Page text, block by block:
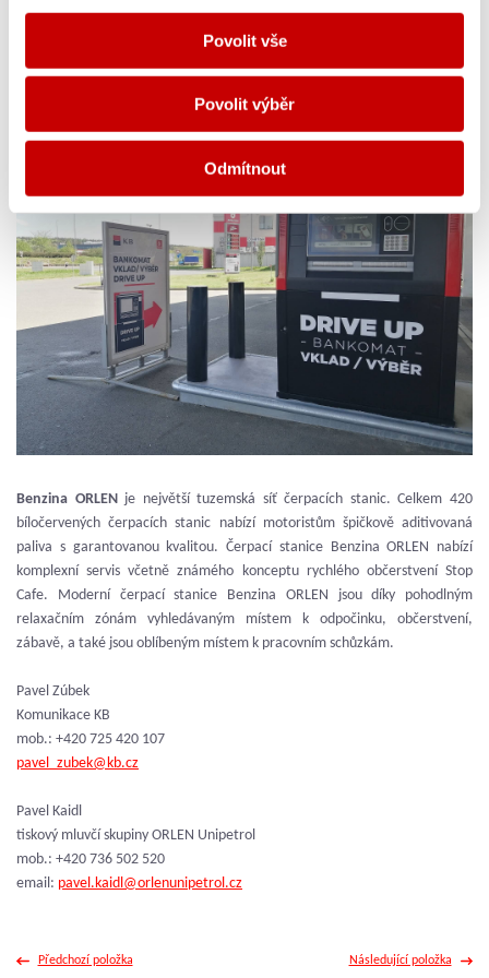
Povolit vše
Povolit výběr
Odmítnout
Benzina ORLENje největší tuzemská síť čerpacích stanic. Celkem 420
bíločervených čerpacích stanic nabízí motoristům špičkově aditivovaná
paliva s garantovanou kvalitou. Čerpací stanice Benzina ORLEN nabízí
komplexní servis včetně známého konceptu rychlého občerstvení Stop
Cafe. Moderní čerpací stanice Benzina ORLEN jsou díky pohodlným
relaxačním zónám vyhledávaným místem k odpočinku, občerstvení,
zábavě, a také jsou oblíbeným místem k pracovním schůzkám.
Pavel Zúbek
Komunikace KB
mob.: +420 725 420 107
pavel_zubek@kb.cz
Pavel Kaidl
tiskový mluvčí skupiny ORLEN Unipetrol
mob.: +420 736 502 520
email: pavel.kaidl@orlenunipetrol.cz
Předchozí položka Následující položka